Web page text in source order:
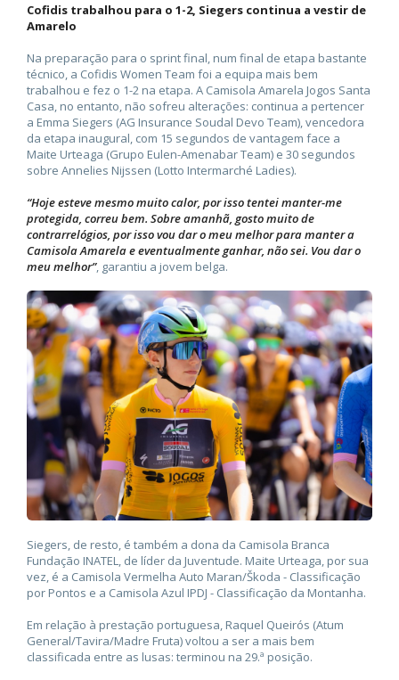
Cofidis trabalhou para o 1-2, Siegers continua a vestir de
Amarelo
Na preparação para o sprint final, num final de etapa bastante
técnico, a Cofidis Women Team foi a equipa mais bem
trabalhou e fez o 1-2 na etapa. A Camisola Amarela Jogos Santa
Casa, no entanto, não sofreu alterações: continua a pertencer
a Emma Siegers (AG Insurance Soudal Devo Team), vencedora
da etapa inaugural, com 15 segundos de vantagem face a
Maite Urteaga (Grupo Eulen-Amenabar Team) e 30 segundos
sobre Annelies Nijssen (Lotto Intermarché Ladies).
“Hoje esteve mesmo muito calor, por isso tentei manter-me
protegida, correu bem. Sobre amanhã, gosto muito de
contrarrelógios, por isso vou dar o meu melhor para manter a
Camisola Amarela e eventualmente ganhar, não sei. Vou dar o
meu melhor”, garantiu a jovem belga.
Siegers, de resto, é também a dona da Camisola Branca
Fundação INATEL, de líder da Juventude. Maite Urteaga, por sua
vez, é a Camisola Vermelha Auto Maran/Škoda - Classificação
por Pontos e a Camisola Azul IPDJ - Classificação da Montanha.
Em relação à prestação portuguesa, Raquel Queirós (Atum
General/Tavira/Madre Fruta) voltou a ser a mais bem
classificada entre as lusas: terminou na 29.ª posição.